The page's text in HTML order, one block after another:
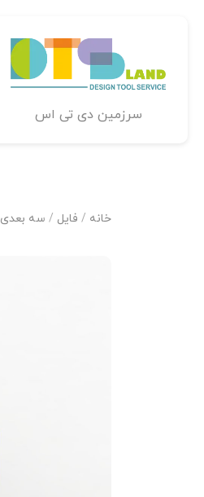
سرزمین دی تی اس
خانه / فایل / سه بعدی